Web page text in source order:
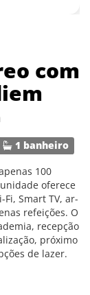
com
1 banheiro
100
unidade oferece
Smart TV, ar-
refeições. O
recepção
próximo
de lazer.